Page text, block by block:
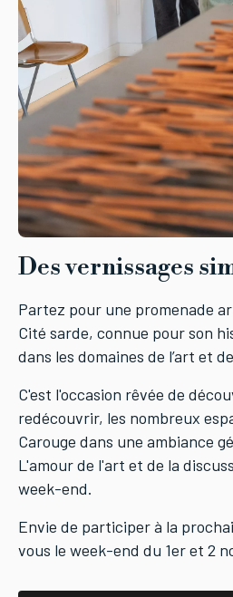
Des vernissages
Partez pour une promenade
Cité sarde, connue pour son
dans les domaines de l’art et
C'est l'occasion rêvée de
redécouvrir, les nombreux
Carouge dans une ambiance
L'amour de l'art et de la
week-end.
Envie de participer à la
vous le week-end du 1er et 2